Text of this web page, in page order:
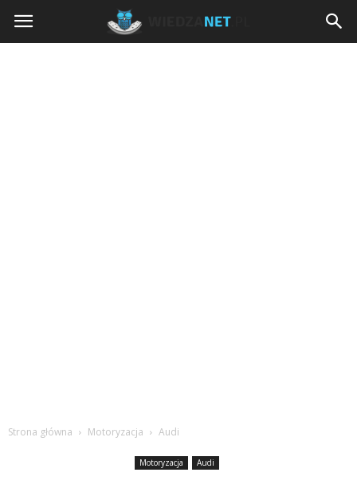
Wiedzanet.pl
Strona główna Motoryzacja Audi
Motoryzacja Audi